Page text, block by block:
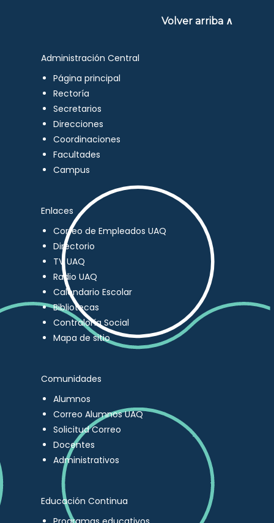
Volver arriba ∧
Administración Central
Página principal
Rectoría
Secretarios
Direcciones
Coordinaciones
Facultades
Campus
Enlaces
Correo de Empleados UAQ
Directorio
TV UAQ
Radio UAQ
Calendario Escolar
Bibliotecas
Contraloría Social
Mapa de sitio
Comunidades
Alumnos
Correo Alumnos UAQ
Solicitud Correo
Docentes
Administrativos
Educación Continua